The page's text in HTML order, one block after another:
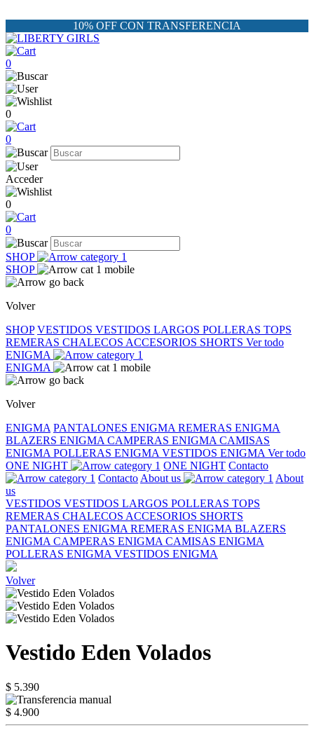
10% OFF CON TRANSFERENCIA
0
0
0
Acceder
0
0
SHOP
SHOP
Volver
SHOP VESTIDOS VESTIDOS LARGOS POLLERAS TOPS
REMERAS CHALECOS ACCESORIOS SHORTS Ver todo
ENIGMA
ENIGMA
Volver
ENIGMA PANTALONES ENIGMA REMERAS ENIGMA
BLAZERS ENIGMA CAMPERAS ENIGMA CAMISAS
ENIGMA POLLERAS ENIGMA VESTIDOS ENIGMA Ver todo
ONE NIGHT
ONE NIGHT Contacto
Contacto About us
About
us
VESTIDOS VESTIDOS LARGOS POLLERAS TOPS
REMERAS CHALECOS ACCESORIOS SHORTS
PANTALONES ENIGMA REMERAS ENIGMA BLAZERS
ENIGMA CAMPERAS ENIGMA CAMISAS ENIGMA
POLLERAS ENIGMA VESTIDOS ENIGMA
Volver
Vestido Eden Volados
$ 5.390
$ 4.900